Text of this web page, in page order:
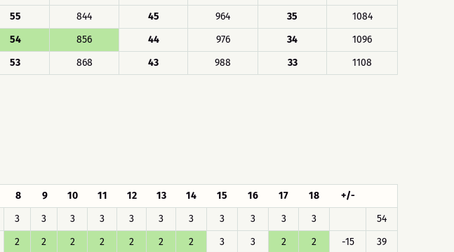
55 844 45 964 35
1084
54 856 44 976 34
1096
53 868 43 988 33 1108
8 9 10 11 12 13 14 15 16 17 18
+/-
3 3 3 3 3 3 3 3 3 3 3
54
2 2 2 2 2 2 2 3 3 2 2 -15
39